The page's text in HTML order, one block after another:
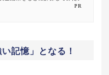
PR
記憶」となる！